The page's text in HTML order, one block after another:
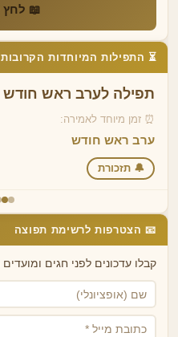
📖 לחץ
⏳ התפילות המיוחדות הקרובות
תפילה לערב ראש חודש
⏰ זמן מיוחד לאמירה:
ערב ראש חודש
🔔 תזכורת
📧 הצטרפות לרשימת תפוצה
קבלו עדכונים לפני חגים